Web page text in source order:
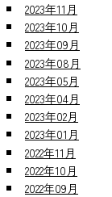
2023年11月
2023年10月
2023年09月
2023年08月
2023年05月
2023年04月
2023年02月
2023年01月
2022年11月
2022年10月
2022年09月